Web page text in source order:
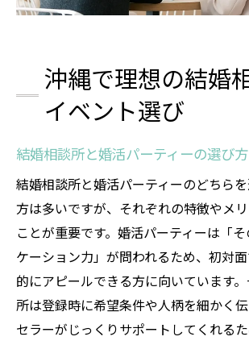
本気の婚活なら知っておきたいコ
結婚相談所の月会費と活動期
沖縄の結婚相談所料金相場と
コストを抑えた賢い婚活相談
結婚相談所なら条件や人柄を
じっくり選びたい人に相談所
理由
結婚相談所で相手を見極める
婚活パーティーとの進行の違
沖縄で安心して活動できる結
沖縄で理想の結婚
イベント選び
結婚相談所と婚活パーティーの選び
結婚相談所と婚活パーティーのどちら
方は多いですが、それぞれの特徴やメ
ことが重要です。婚活パーティーは「
ケーション力」が問われるため、初対
的にアピールできる方に向いています
所は登録時に希望条件や人柄を細かく
セラーがじっくりサポートしてくれる